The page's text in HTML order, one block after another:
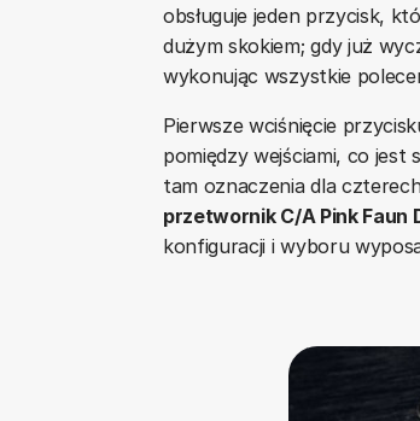
obsługuje jeden przycisk,
dużym skokiem; gdy już
wykonując wszystkie
Pierwsze wciśnięcie
pomiędzy wejściami, co jest
tam oznaczenia dla
przetwornik C/A Pink Faun
konfiguracji i wyboru